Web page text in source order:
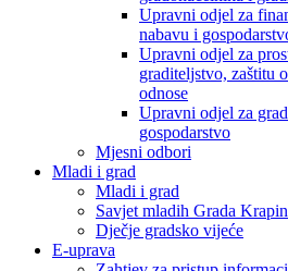
Upravni odjel za
nabavu i
Upravni odjel za
graditeljstvo, zaštitu
odnose
Upravni odjel za
gospodarstvo
Mjesni odbori
Mladi i grad
Mladi i grad
Savjet mladih Grada
Dječje gradsko vijeće
E-uprava